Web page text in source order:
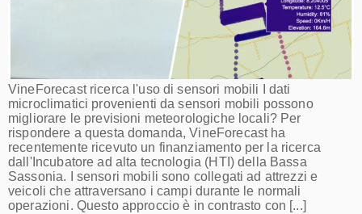
VineForecast ricerca l'uso di sensori mobili I dati
microclimatici provenienti da sensori mobili possono
migliorare le previsioni meteorologiche locali? Per
rispondere a questa domanda, VineForecast ha
recentemente ricevuto un finanziamento per la ricerca
dall'Incubatore ad alta tecnologia (HTI) della Bassa
Sassonia. I sensori mobili sono collegati ad attrezzi e
veicoli che attraversano i campi durante le normali
operazioni. Questo approccio è in contrasto con [...]